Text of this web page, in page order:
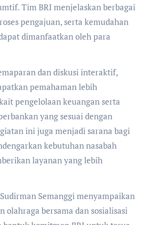
Tim BRI menjelaskan berbagai
pengajuan, serta kemudahan
dimanfaatkan oleh para
dan diskusi interaktif,
pemahaman lebih
pengelolaan keuangan serta
yang sesuai dengan
ini juga menjadi sarana bagi
kebutuhan nasabah
layanan yang lebih
Semanggi menyampaikan
olahraga bersama dan sosialisasi